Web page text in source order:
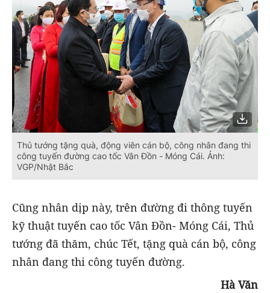
Thủ tướng tặng quà, động viên cán bộ, công nhân đang thi
công tuyến đường cao tốc Vân Đồn - Móng Cái. Ảnh:
VGP/Nhật Bắc
Cũng nhân dịp này, trên đường đi thông tuyến
kỹ thuật tuyến cao tốc Vân Đồn- Móng Cái, Thủ
tướng đã thăm, chúc Tết, tặng quà cán bộ, công
nhân đang thi công tuyến đường.
Hà Văn